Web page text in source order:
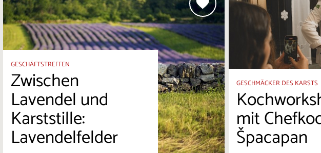
GESCHÄFTSTREFFEN
Zwischen
Lavendel und
Karststille:
Lavendelfelder
GESCHMÄCKER DES KARSTS
mit
Špacapan